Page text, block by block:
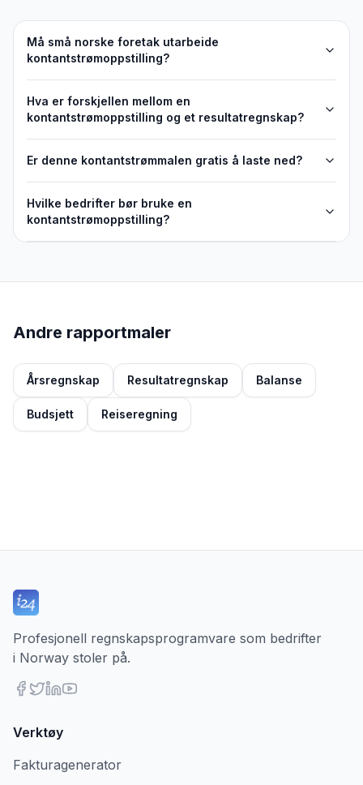
Må små norske foretak utarbeide
kontantstrømoppstilling?
Hva er forskjellen mellom en
kontantstrømoppstilling og et resultatregnskap?
Er denne kontantstrømmalen gratis å laste ned?
Hvilke bedrifter bør bruke en
kontantstrømoppstilling?
Andre rapportmaler
Årsregnskap Resultatregnskap Balanse
Budsjett Reiseregning
Profesjonell regnskapsprogramvare som bedrifter
i Norway stoler på.
Verktøy
Fakturagenerator